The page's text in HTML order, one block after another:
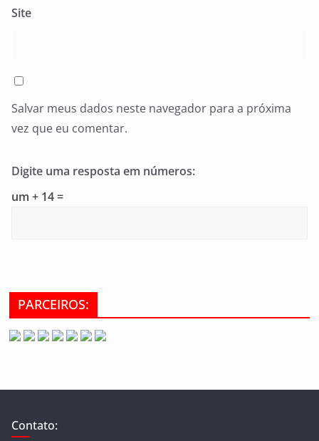
Site
Salvar meus dados neste navegador para a próxima
vez que eu comentar.
Digite uma resposta em números:
um + 14 =
PARCEIROS:
Contato: